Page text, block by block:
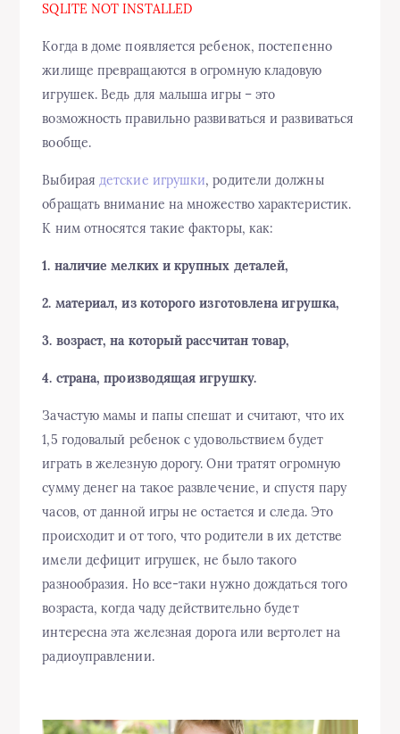
SQLITE NOT INSTALLED
Когда в доме появляется ребенок, постепенно
жилище превращаются в огромную кладовую
игрушек. Ведь для малыша игры – это
возможность правильно развиваться и развиваться
вообще.
Выбираядетские игрушки, родители должны
обращать внимание на множество характеристик.
К ним относятся такие факторы, как:
1. наличие мелких и крупных деталей,
2. материал, из которого изготовлена игрушка,
3. возраст, на который рассчитан товар,
4. страна, производящая игрушку.
Зачастую мамы и папы спешат и считают, что их
1,5 годовалый ребенок с удовольствием будет
играть в железную дорогу. Они тратят огромную
сумму денег на такое развлечение, и спустя пару
часов, от данной игры не остается и следа. Это
происходит и от того, что родители в их детстве
имели дефицит игрушек, не было такого
разнообразия. Но все-таки нужно дождаться того
возраста, когда чаду действительно будет
интересна эта железная дорога или вертолет на
радиоуправлении.